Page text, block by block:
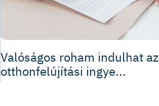
Valóságos roham indulhat az
otthonfelújítási ingye...